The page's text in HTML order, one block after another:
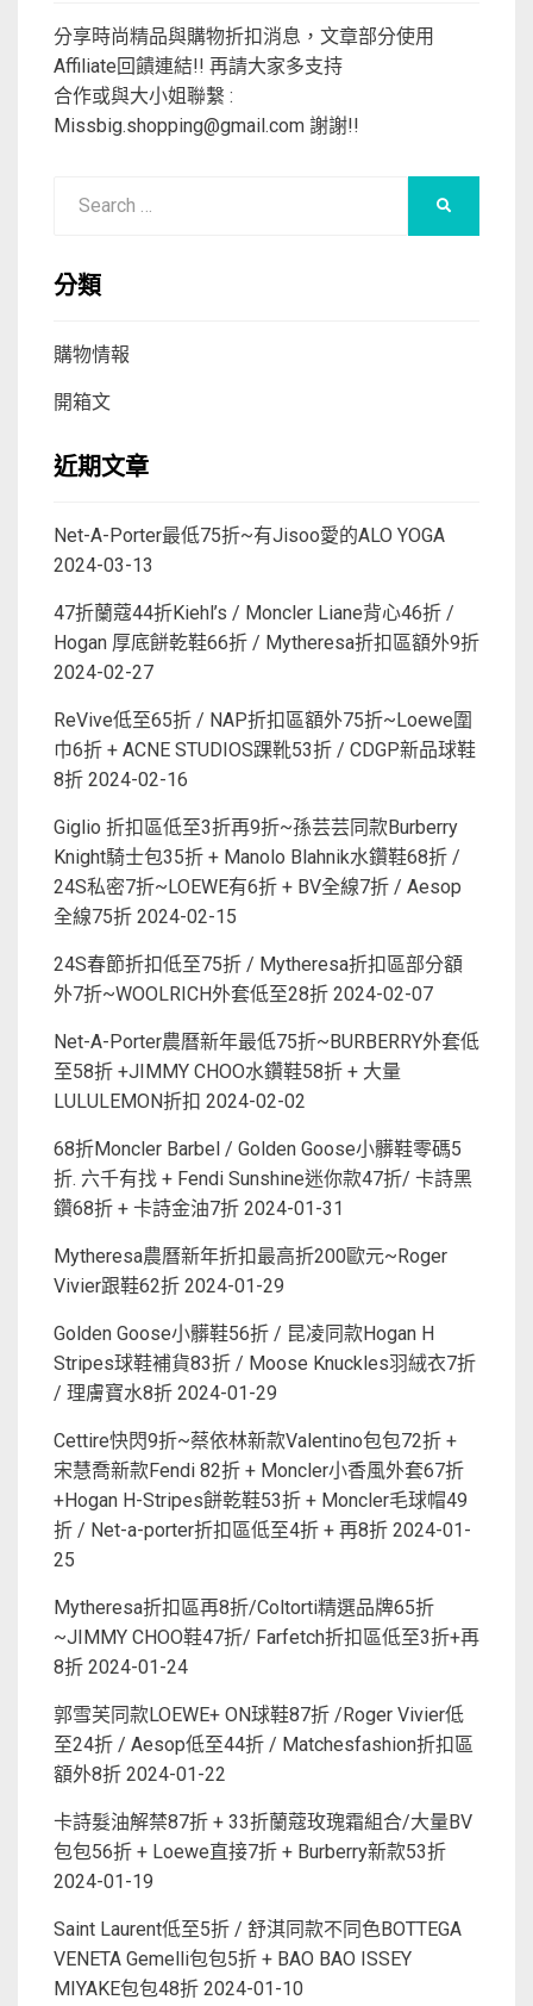
分享時尚精品與購物折扣消息，文章部分使用
Affiliate回饋連結!! 再請大家多支持
合作或與大小姐聯繫 :
Missbig.shopping@gmail.com 謝謝!!
分類
購物情報
開箱文
近期文章
Net-A-Porter最低75折~有Jisoo愛的ALO YOGA
2024-03-13
47折蘭蔻44折Kiehl’s / Moncler Liane背心46折 /
Hogan 厚底餅乾鞋66折 / Mytheresa折扣區額外9折
2024-02-27
ReVive低至65折 / NAP折扣區額外75折~Loewe圍
巾6折 + ACNE STUDIOS踝靴53折 / CDGP新品球鞋
8折 2024-02-16
Giglio 折扣區低至3折再9折~孫芸芸同款Burberry
Knight騎士包35折 + Manolo Blahnik水鑽鞋68折 /
24S私密7折~LOEWE有6折 + BV全線7折 / Aesop
全線75折 2024-02-15
24S春節折扣低至75折 / Mytheresa折扣區部分額
外7折~WOOLRICH外套低至28折 2024-02-07
Net-A-Porter農曆新年最低75折~BURBERRY外套低
至58折 +JIMMY CHOO水鑽鞋58折 + 大量
LULULEMON折扣 2024-02-02
68折Moncler Barbel / Golden Goose小髒鞋零碼5
折. 六千有找 + Fendi Sunshine迷你款47折/ 卡詩黑
鑽68折 + 卡詩金油7折 2024-01-31
Mytheresa農曆新年折扣最高折200歐元~Roger
Vivier跟鞋62折 2024-01-29
Golden Goose小髒鞋56折 / 昆凌同款Hogan H
Stripes球鞋補貨83折 / Moose Knuckles羽絨衣7折
/ 理膚寶水8折 2024-01-29
Cettire快閃9折~蔡依林新款Valentino包包72折 +
宋慧喬新款Fendi 82折 + Moncler小香風外套67折
+Hogan H-Stripes餅乾鞋53折 + Moncler毛球帽49
折 / Net-a-porter折扣區低至4折 + 再8折 2024-01-
25
Mytheresa折扣區再8折/Coltorti精選品牌65折
~JIMMY CHOO鞋47折/ Farfetch折扣區低至3折+再
8折 2024-01-24
郭雪芙同款LOEWE+ ON球鞋87折 /Roger Vivier低
至24折 / Aesop低至44折 / Matchesfashion折扣區
額外8折 2024-01-22
卡詩髮油解禁87折 + 33折蘭蔻玫瑰霜組合/大量BV
包包56折 + Loewe直接7折 + Burberry新款53折
2024-01-19
Saint Laurent低至5折 / 舒淇同款不同色BOTTEGA
VENETA Gemelli包包5折 + BAO BAO ISSEY
MIYAKE包包48折 2024-01-10